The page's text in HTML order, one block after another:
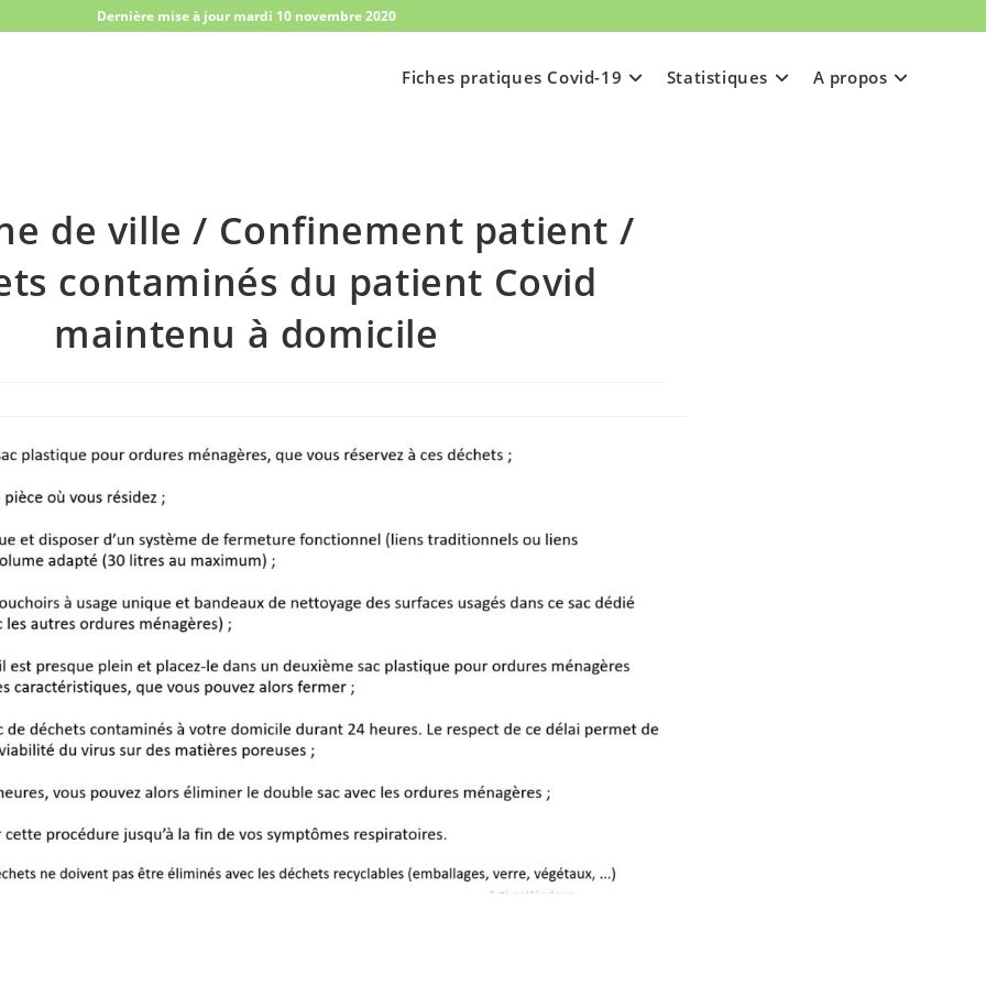
Dernière mise à jour mardi 10 novembre 2020
Fiches pratiques Covid-19 Statistiques A propos
de ville / Confinement patient /
contaminés du patient Covid
maintenu à domicile